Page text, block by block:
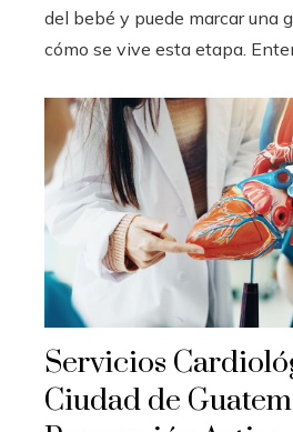
del bebé y puede marcar una
cómo se vive esta etapa.
Servicios
Ciudad de